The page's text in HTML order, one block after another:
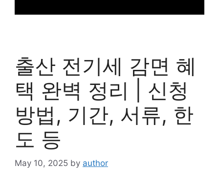
출산 전기세 감면 혜
택 완벽 정리 | 신청
방법, 기간, 서류, 한
도 등
May 10, 2025 by author